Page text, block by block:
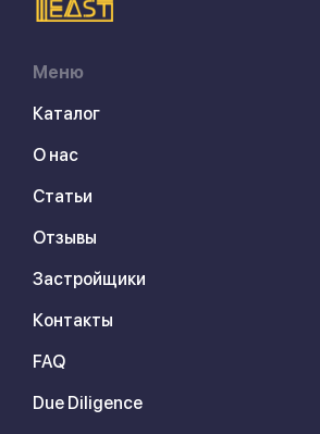
Меню
Каталог
О нас
Статьи
Отзывы
Застройщики
Контакты
FAQ
Due Diligence